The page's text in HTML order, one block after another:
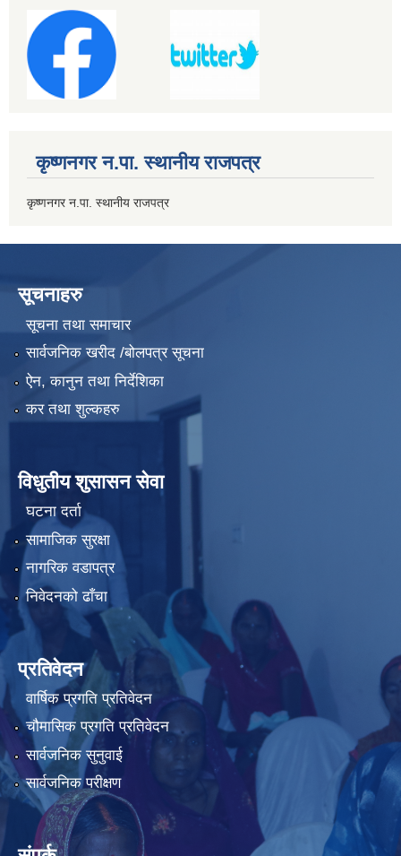
कृष्णनगर न.पा. स्थानीय राजपत्र
कृष्णनगर न.पा. स्थानीय राजपत्र
सूचनाहरु
सूचना तथा समाचार
सार्वजनिक खरीद /बोलपत्र सूचना
ऐन, कानुन तथा निर्देशिका
कर तथा शुल्कहरु
विधुतीय शुसासन सेवा
घटना दर्ता
सामाजिक सुरक्षा
नागरिक वडापत्र
निवेदनको ढाँचा
प्रतिवेदन
वार्षिक प्रगति प्रतिवेदन
चौमासिक प्रगति प्रतिवेदन
सार्वजनिक सुनुवाई
सार्वजनिक परीक्षण